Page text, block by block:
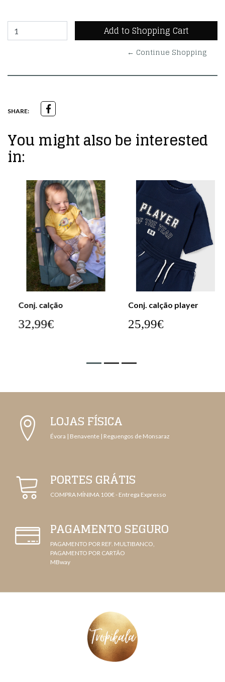
← Continue Shopping
SHARE:
You might also be interested
in:
Conj. calção
32,99€
Conj. calção player
25,99€
LOJAS FÍSICA
Évora | Benavente | Reguengos de Monsaraz
PORTES GRÁTIS
COMPRA MÍNIMA 100€ - Entrega Expresso
PAGAMENTO SEGURO
PAGAMENTO POR REF. MULTIBANCO,
PAGAMENTO POR CARTÃO
MBway